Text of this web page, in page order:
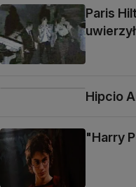
Paris
Hipcio
"Harry